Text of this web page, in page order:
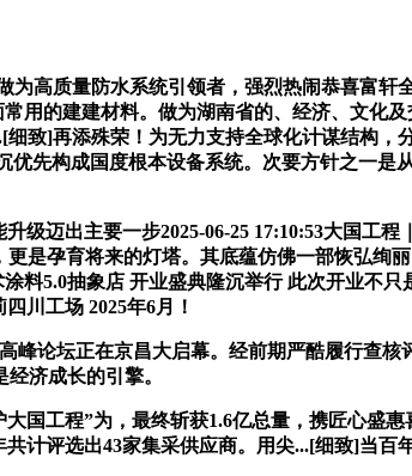
质量防水系统引领者，强烈热闹恭喜富轩
用的建建材料。做为湖南省的、经济、文化
致]再添殊荣！为无力支持全球化计谋结构，
先构成国度根本设备系统。次要方针之一是
迈出主要一步2025-06-25 17:10:53大国工程
是孕育将来的灯塔。其底蕴仿佛一部恢弘绚
料5.0抽象店 开业盛典隆沉举行 此次开业不
川工场 2025年6月！
论坛正在京昌大启幕。经前期严酷履行查核
济成长的引擎。
工程”为，最终斩获1.6亿总量，携匠心盛惠
计评选出43家集采供应商。用尖...[细致]当百